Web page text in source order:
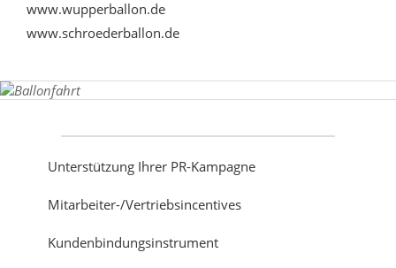
www.wupperballon.de
www.schroederballon.de
Unterstützung Ihrer PR-Kampagne
Mitarbeiter-/Vertriebsincentives
Kundenbindungsinstrument